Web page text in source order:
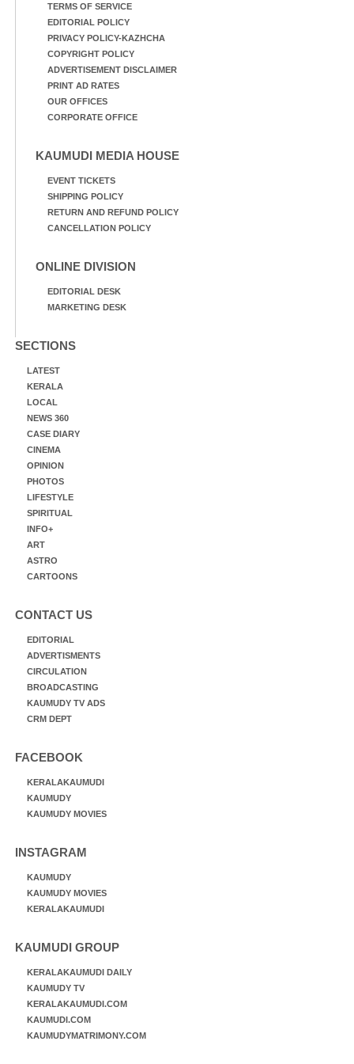
TERMS OF SERVICE
EDITORIAL POLICY
PRIVACY POLICY-KAZHCHA
COPYRIGHT POLICY
ADVERTISEMENT DISCLAIMER
PRINT AD RATES
OUR OFFICES
CORPORATE OFFICE
KAUMUDI MEDIA HOUSE
EVENT TICKETS
SHIPPING POLICY
RETURN AND REFUND POLICY
CANCELLATION POLICY
ONLINE DIVISION
EDITORIAL DESK
MARKETING DESK
SECTIONS
LATEST
KERALA
LOCAL
NEWS 360
CASE DIARY
CINEMA
OPINION
PHOTOS
LIFESTYLE
SPIRITUAL
INFO+
ART
ASTRO
CARTOONS
CONTACT US
EDITORIAL
ADVERTISMENTS
CIRCULATION
BROADCASTING
KAUMUDY TV ADS
CRM DEPT
FACEBOOK
KERALAKAUMUDI
KAUMUDY
KAUMUDY MOVIES
INSTAGRAM
KAUMUDY
KAUMUDY MOVIES
KERALAKAUMUDI
KAUMUDI GROUP
KERALAKAUMUDI DAILY
KAUMUDY TV
KERALAKAUMUDI.COM
KAUMUDI.COM
KAUMUDYMATRIMONY.COM